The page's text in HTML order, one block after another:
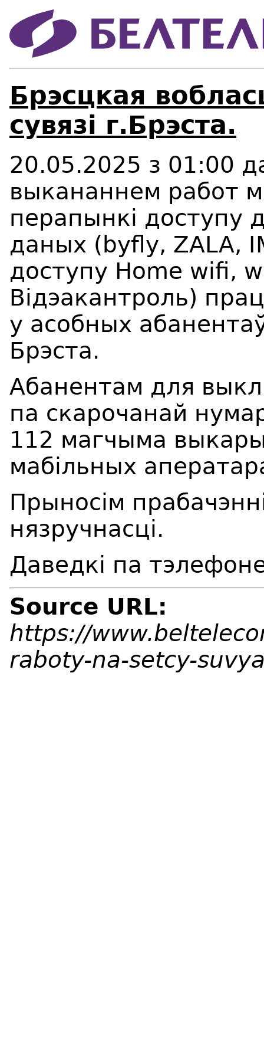
Брэсцкая
сувязі г.Брэста.
20.05.2025 з 01:00 д
выкананнем работ
перапынкі доступу
даных (byfly, ZALA,
доступу Home wifi,
Відэакантроль)
у асобных
Брэста.
Абанентам для
па скарочанай
112 магчыма
мабільных
Прыносім
нязручнасці.
Даведкі па
Source URL:
https://
raboty-na-setcy-